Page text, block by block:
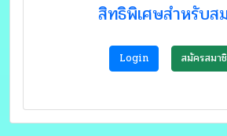
สิทธิพิเศษสำหรับส
Login สมัครสมา